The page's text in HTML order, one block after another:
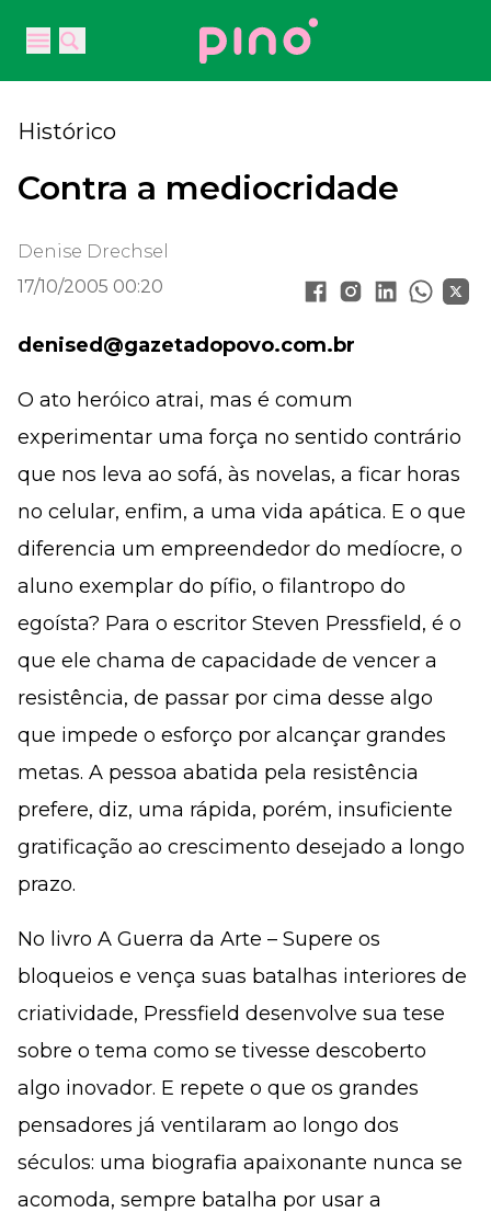
Open main menu
Open main menu
Your Company
Histórico
Contra a mediocridade
Denise Drechsel
17/10/2005 00:20
denised@gazetadopovo.com.br
O ato heróico atrai, mas é comum
experimentar uma força no sentido contrário
que nos leva ao sofá, às novelas, a ficar horas
no celular, enfim, a uma vida apática. E o que
diferencia um empreendedor do medíocre, o
aluno exemplar do pífio, o filantropo do
egoísta? Para o escritor Steven Pressfield, é o
que ele chama de capacidade de vencer a
resistência, de passar por cima desse algo
que impede o esforço por alcançar grandes
metas. A pessoa abatida pela resistência
prefere, diz, uma rápida, porém, insuficiente
gratificação ao crescimento desejado a longo
prazo.
No livro A Guerra da Arte – Supere os
bloqueios e vença suas batalhas interiores de
criatividade, Pressfield desenvolve sua tese
sobre o tema como se tivesse descoberto
algo inovador. E repete o que os grandes
pensadores já ventilaram ao longo dos
séculos: uma biografia apaixonante nunca se
acomoda, sempre batalha por usar a